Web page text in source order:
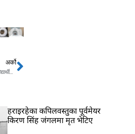
अर्को
जेठ महिनामै विद्यार्थीको हातमा नयाँ पाठ्यपुस्तक Next
हराइरहेका कपिलवस्तुका पूर्वमेयर
किरण सिंह जंगलमा मृत भेटिए